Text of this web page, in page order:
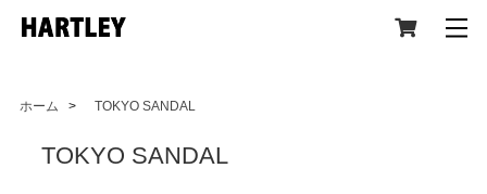
ホーム > TOKYO SANDAL
TOKYO SANDALCATEGORY